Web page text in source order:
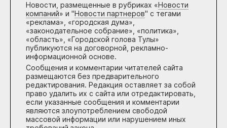
Новости, размещенные в рубриках «Новости
компаний» и "Новости партнеров" с тегами
«реклама», «городская дума»,
«законодательное собрание», «политика»,
«область», «Городской голова Тулы»
публикуются на договорной, рекламно-
информационной основе.
Сообщения и комментарии читателей сайта
размещаются без предварительного
редактирования. Редакция оставляет за собой
право удалить их с сайта или отредактировать,
если указанные сообщения и комментарии
являются злоупотреблением свободой
массовой информации или нарушением иных